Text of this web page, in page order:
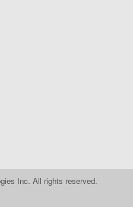
Inc. All rights reserved.